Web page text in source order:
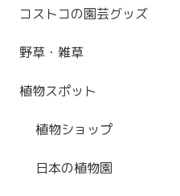
コストコの園芸グッズ
野草・雑草
植物スポット
植物ショップ
日本の植物園